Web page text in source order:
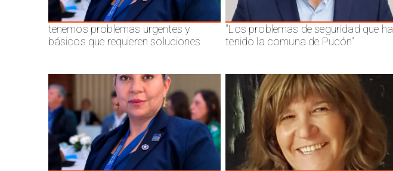
tenemos problemas urgentes y
básicos que requieren soluciones
"Los problemas de seguridad que ha
tenido la comuna de Pucón"